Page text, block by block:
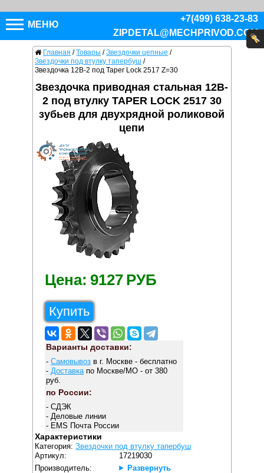
МЕНЮ
+7(499) 638-23-83
ZIPDETAL@MECHPRIVOD.COM
Главная / Товары / Звездочки цепные /
Звездочки под втулку тапербуш /
Звездочка 12B-2 под Taper Lock 2517 Z=30
Звездочка приводная стальная 12B-
2 под втулку TAPER LOCK 2517 30
зубьев для двухрядной роликовой
цепи
Цена: 9127 РУБ
Купить
Варианты доставки:
- Самовывозв г. Москве - бесплатно
- Доставкапо Москве/МО - от 380
руб.
по России:
- СДЭК
- Деловые линии
- EMS Почта России
Характеристики
Категория:Звездочки под втулку тапербуш
Артикул:
17219030
Производитель:
Развернуть